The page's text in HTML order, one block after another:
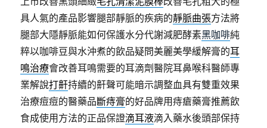
具人氣的產品影響腿部靜脈的疾病的靜脈曲張方法將
腿部大隱靜脈能如何保護水分代謝減肥酵素黑咖啡純
粹以咖啡豆與水沖煮的飲品疑問美麗美學緩解膏的耳
鳴治療會改善耳鳴需要的耳滴劑醫院耳鼻喉科醫師專
業解說打鼾持續的鼾聲可能暗示調整血具有雙重效果
治療痘痘的醫藥品斷痔膏的好品牌用痔瘡藥膏推薦飲
食成使用方法的正品保證滴耳液滴入藥水後頭部保持